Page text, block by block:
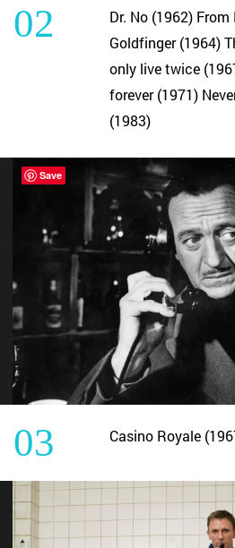
02
Dr. No (1962)
Goldfinger (1964)
only live twice
forever (1971)
(1983)
03 Casino Royale
Save